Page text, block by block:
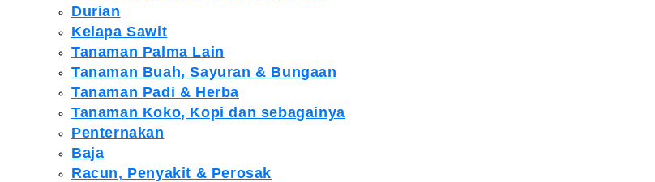
Durian
Kelapa Sawit
Tanaman Palma Lain
Tanaman Buah, Sayuran & Bungaan
Tanaman Padi & Herba
Tanaman Koko, Kopi dan sebagainya
Penternakan
Baja
Racun, Penyakit & Perosak